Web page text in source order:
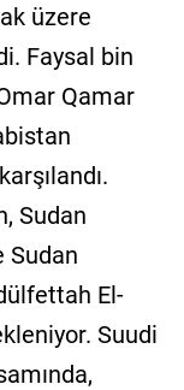
üzere
Faysal bin
Qamar
Sudan
Sudan
El-
Suudi